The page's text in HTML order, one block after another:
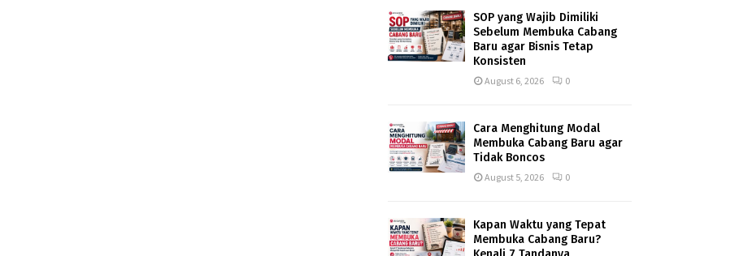
SOP yang Wajib Dimiliki
Sebelum Membuka Cabang
Baru agar Bisnis Tetap
Konsisten
August 6, 2026 0
Cara Menghitung Modal
Membuka Cabang Baru agar
Tidak Boncos
August 5, 2026 0
Kapan Waktu yang Tepat
Membuka Cabang Baru?